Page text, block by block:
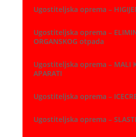
Ugostiteljska oprema –
Ugostiteljska oprema –
ORGANSKOG otpada
Ugostiteljska oprema – MALI
APARATI
Ugostiteljska oprema –
Ugostiteljska oprema –